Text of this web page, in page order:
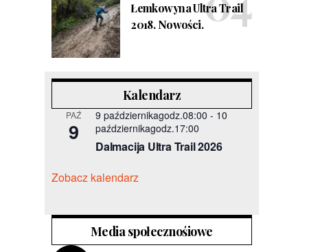
Łemkowyna Ultra Trail
2018. Nowości.
Kalendarz
PAŹ
9
9 październikagodz.08:00 - 10
październikagodz.17:00
Dalmacija Ultra Trail 2026
Zobacz kalendarz
Media społecznośiowe